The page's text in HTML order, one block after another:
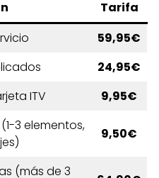
Tarifa
59,95€
24,95€
ITV
9,95€
3 elementos,
9,50€
(más de 3